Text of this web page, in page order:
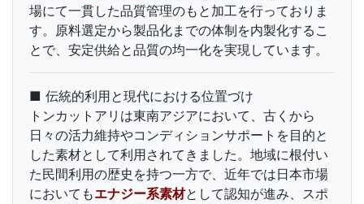
場にて一貫した品質管理のもと加工を行っておりま
す。原料選定から製品化までの体制を内製化するこ
とで、安定供給と品質の均一化を実現しています。
■ 伝統的利用と現代における位置づけ
トンカットアリは東南アジアにおいて、古くから
日々の活力維持やコンディションサポートを目的と
した素材として利用されてきました。地域に根付い
た民間利用の歴史を持つ一方で、近年では日本市場
においてもエナジー系素材として認知が進み、スポ